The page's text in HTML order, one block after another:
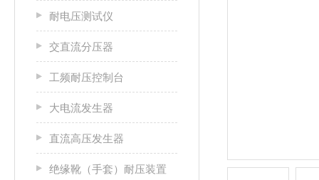
耐电压测试仪
交直流分压器
工频耐压控制台
大电流发生器
直流高压发生器
绝缘靴（手套）耐压装置